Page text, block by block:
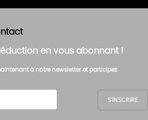
en vous abonnant !
à notre newsletter et participez